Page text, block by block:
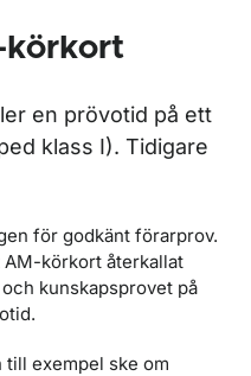
körkort
en prövotid på ett
klass I). Tidigare
för godkänt förarprov.
körkort återkallat
kunskapsprovet på
till exempel ske om